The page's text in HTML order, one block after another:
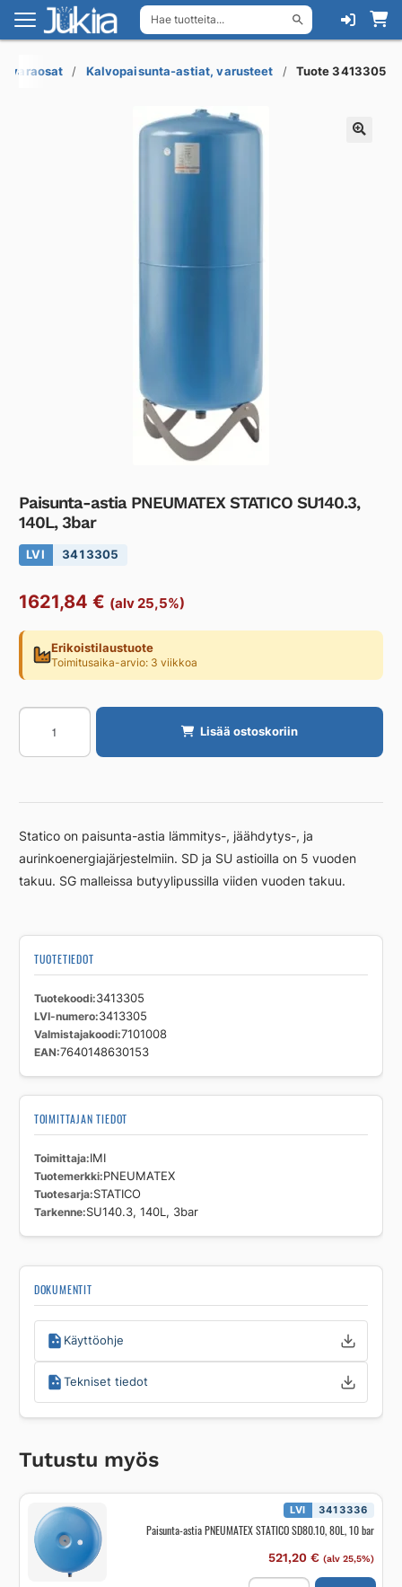
Hae tuotteita...
Siirry
navigointiin
Siirry
sisältöön
varaosat Kalvopaisunta-astiat, varusteet Tuote 3413305
Paisunta-astia PNEUMATEX STATICO SU140.3,
140L, 3bar
LVI 3413305
1621,84 € (alv 25,5%)
Erikoistilaustuote
Toimitusaika-arvio: 3 viikkoa
Paisunta-
PNEUMATEX
SU140.3,
3bar
määrä
Lisää ostoskoriin
Statico on paisunta-astia lämmitys-, jäähdytys-, ja
aurinkoenergiajärjestelmiin. SD ja SU astioilla on 5 vuoden
takuu. SG malleissa butyylipussilla viiden vuoden takuu.
TUOTETIEDOT
Tuotekoodi 3413305
LVI-numero 3413305
Valmistajakoodi 7101008
EAN 7640148630153
TOIMITTAJAN TIEDOT
Toimittaja IMI
Tuotemerkki PNEUMATEX
Tuotesarja STATICO
Tarkenne SU140.3, 140L, 3bar
DOKUMENTIT
Käyttöohje
Tekniset tiedot
Tutustu myös
LVI 3413336
Paisunta-astia PNEUMATEX STATICO SD80.10, 80L, 10 bar
521,20 € (alv 25,5%)
Paisunta-